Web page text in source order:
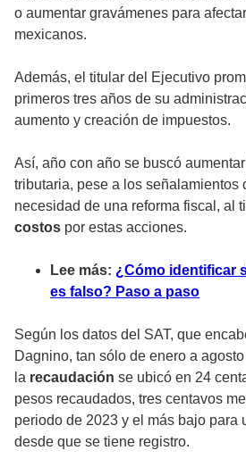
o aumentar gravámenes para
mexicanos.
Además, el titular del Ejecutivo
primeros tres años de su
aumento y creación de impuestos.
Así, año con año se buscó
tributaria, pese a los señalamientos
necesidad de una reforma fiscal, al
costos por estas acciones.
Lee más: ¿Cómo identificar
es falso? Paso a paso
Según los datos del SAT, que
Dagnino, tan sólo de enero a
la recaudación se ubicó en 24
pesos recaudados, tres centavos
periodo de 2023 y el más bajo para
desde que se tiene registro.